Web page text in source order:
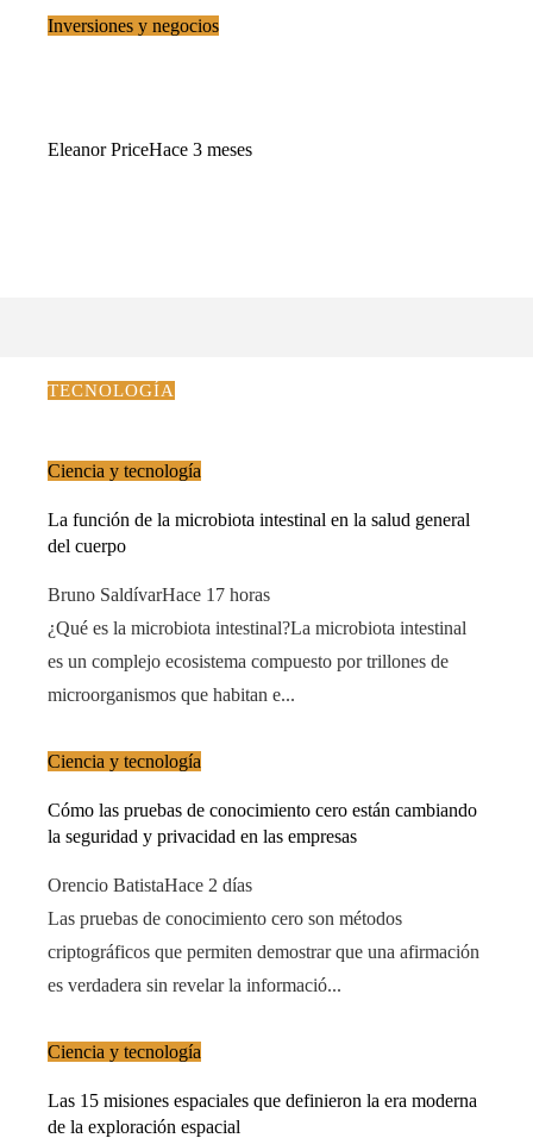
Inversiones y negocios
Eleanor PriceHace 3 meses
TECNOLOGÍA
Ciencia y tecnología
La función de la microbiota intestinal en la salud general
del cuerpo
Bruno SaldívarHace 17 horas
¿Qué es la microbiota intestinal?La microbiota intestinal
es un complejo ecosistema compuesto por trillones de
microorganismos que habitan e...
Ciencia y tecnología
Cómo las pruebas de conocimiento cero están cambiando
la seguridad y privacidad en las empresas
Orencio BatistaHace 2 días
Las pruebas de conocimiento cero son métodos
criptográficos que permiten demostrar que una afirmación
es verdadera sin revelar la informació...
Ciencia y tecnología
Las 15 misiones espaciales que definieron la era moderna
de la exploración espacial